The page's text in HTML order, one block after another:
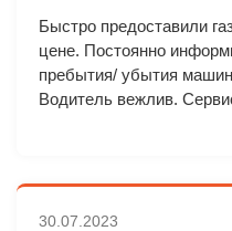
Быстро предоставили
цене. Постоянно
пребытия/ убытия
Водитель вежлив.
30.07.2023